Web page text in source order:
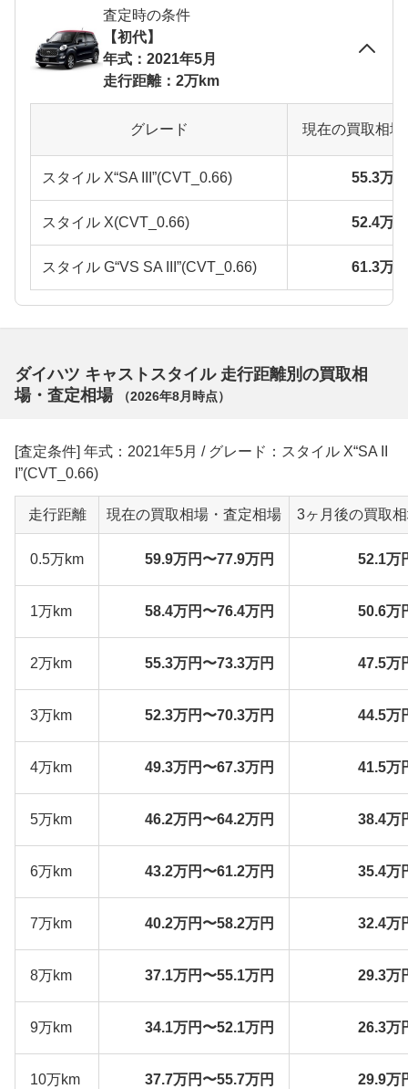
査定時の条件
【初代】
年式：2021年5月
走行距離：2万km
グレード 現在の買取相
スタイル X“SA III”(CVT_0.66) 55.3万
スタイル X(CVT_0.66) 52.4万
スタイル G“VS SA III”(CVT_0.66) 61.3万
ダイハツ キャストスタイル 走行距離別の買取相
場・査定相場
（2026年8月 時点）
[査定条件] 年式：2021年5月 / グレード：スタイル X“SA II
I”(CVT_0.66)
走行距離 現在の買取相場・査定相場 3ヶ月後の買取
0.5万km 59.9万円〜77.9万円 52.1万
1万km 58.4万円〜76.4万円 50.6万
2万km 55.3万円〜73.3万円 47.5万
3万km 52.3万円〜70.3万円 44.5万
4万km 49.3万円〜67.3万円 41.5万
5万km 46.2万円〜64.2万円 38.4万
6万km 43.2万円〜61.2万円 35.4万
7万km 40.2万円〜58.2万円 32.4万
8万km 37.1万円〜55.1万円 29.3万
9万km 34.1万円〜52.1万円 26.3万
10万km 37.7万円〜55.7万円 29.9万